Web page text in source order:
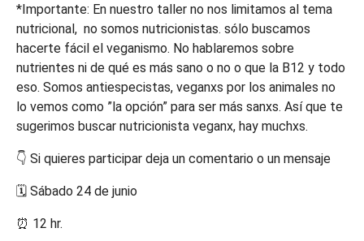
*Importante: En nuestro taller no nos limitamos al tema
nutricional, no somos nutricionistas. sólo buscamos
hacerte fácil el veganismo. No hablaremos sobre
nutrientes ni de qué es más sano o no o que la B12 y todo
eso. Somos antiespecistas, veganxs por los animales no
lo vemos como ”la opción” para ser más sanxs. Así que te
sugerimos buscar nutricionista veganx, hay muchxs.
👇 Si quieres participar deja un comentario o un mensaje
🗓️ Sábado 24 de junio
⏰ 12 hr.